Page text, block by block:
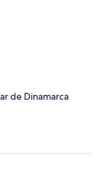
de Dinamarca